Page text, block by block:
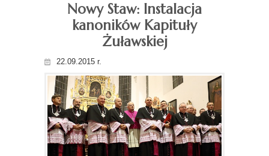
Nowy Staw: Instalacja
kanoników Kapituły
Żuławskiej
22.09.2015 r.